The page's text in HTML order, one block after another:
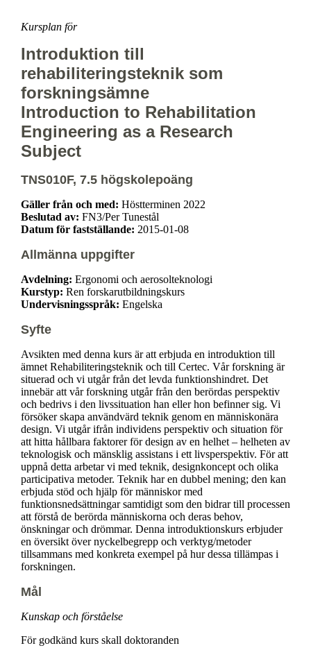
Kursplan för
Introduktion till
rehabiliteringsteknik som
forskningsämne
Introduction to Rehabilitation
Engineering as a Research
Subject
TNS010F, 7.5 högskolepoäng
Gäller från och med: Höstterminen 2022
Beslutad av: FN3/Per Tunestål
Datum för fastställande: 2015-01-08
Allmänna uppgifter
Avdelning: Ergonomi och aerosolteknologi
Kurstyp: Ren forskarutbildningskurs
Undervisningsspråk: Engelska
Syfte
Avsikten med denna kurs är att erbjuda en introduktion till
ämnet Rehabiliteringsteknik och till Certec. Vår forskning är
situerad och vi utgår från det levda funktionshindret. Det
innebär att vår forskning utgår från den berördas perspektiv
och bedrivs i den livssituation han eller hon befinner sig. Vi
försöker skapa användvärd teknik genom en människonära
design. Vi utgår ifrån individens perspektiv och situation för
att hitta hållbara faktorer för design av en helhet – helheten av
teknologisk och mänsklig assistans i ett livsperspektiv. För att
uppnå detta arbetar vi med teknik, designkoncept och olika
participativa metoder. Teknik har en dubbel mening; den kan
erbjuda stöd och hjälp för människor med
funktionsnedsättningar samtidigt som den bidrar till processen
att förstå de berörda människorna och deras behov,
önskningar och drömmar. Denna introduktionskurs erbjuder
en översikt över nyckelbegrepp och verktyg/metoder
tillsammans med konkreta exempel på hur dessa tillämpas i
forskningen.
Mål
Kunskap och förståelse
För godkänd kurs skall doktoranden